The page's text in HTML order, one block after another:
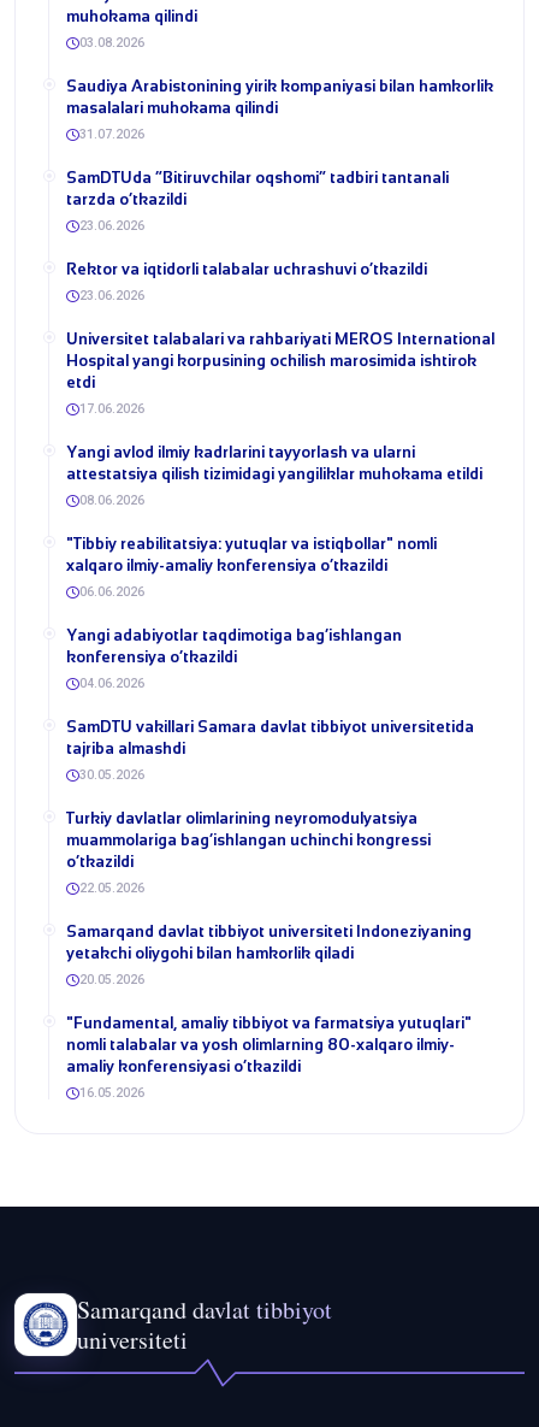
muhokama qilindi
03.08.2026
​Saudiya Arabistonining yirik kompaniyasi bilan hamkorlik
masalalari muhokama qilindi
31.07.2026
​SamDTUda “Bitiruvchilar oqshomi” tadbiri tantanali
tarzda o‘tkazildi
23.06.2026
​Rektor va iqtidorli talabalar uchrashuvi o‘tkazildi
23.06.2026
Universitet talabalari va rahbariyati MEROS International
Hospital yangi korpusining ochilish marosimida ishtirok
etdi
17.06.2026
Yangi avlod ilmiy kadrlarini tayyorlash va ularni
attestatsiya qilish tizimidagi yangiliklar muhokama etildi
08.06.2026
​"Tibbiy reabilitatsiya: yutuqlar va istiqbollar" nomli
xalqaro ilmiy-amaliy konferensiya o‘tkazildi
06.06.2026
​Yangi adabiyotlar taqdimotiga bag‘ishlangan
konferensiya o‘tkazildi
04.06.2026
SamDTU vakillari Samara davlat tibbiyot universitetida
tajriba almashdi
30.05.2026
​Turkiy davlatlar olimlarining neyromodulyatsiya
muammolariga bag‘ishlangan uchinchi kongressi
o‘tkazildi
22.05.2026
Samarqand davlat tibbiyot universiteti Indoneziyaning
yetakchi oliygohi bilan hamkorlik qiladi
20.05.2026
​"Fundamental, amaliy tibbiyot va farmatsiya yutuqlari"
nomli talabalar va yosh olimlarning 80-xalqaro ilmiy-
amaliy konferensiyasi o‘tkazildi
16.05.2026
Samarqand davlat tibbiyot
universiteti